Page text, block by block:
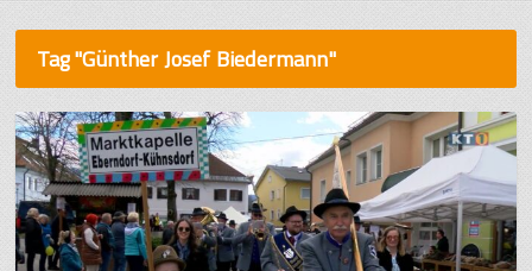
Tag "Günther Josef Biedermann"